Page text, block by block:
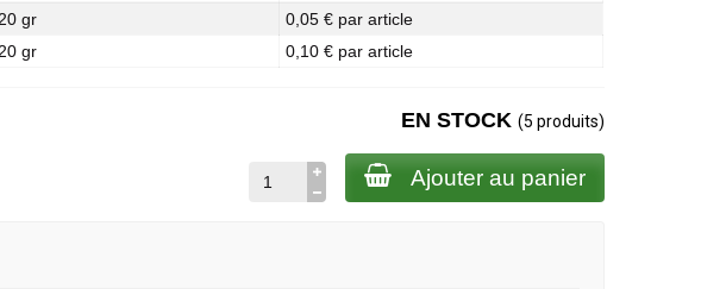
gr
0,05 € par article
gr
0,10 € par article
EN STOCK (5 produits)
Ajouter au panier